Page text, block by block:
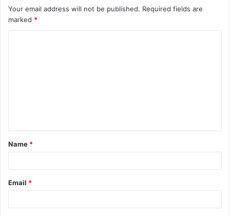
Your email address will not be published. Required fields are
marked *
t
*
Name *
Email *